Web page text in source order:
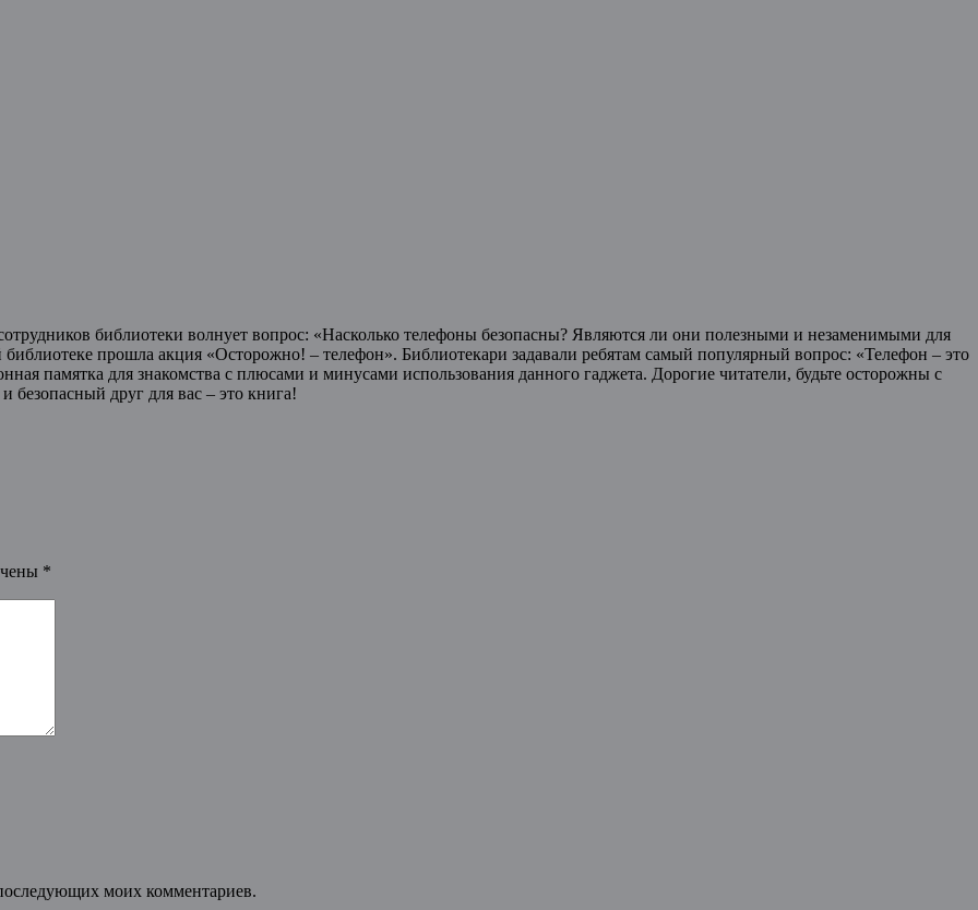
библиотеки волнует вопрос: «Насколько телефоны безопасны? Являются ли они полезными и незаменимыми для
прошла акция «Осторожно! – телефон». Библиотекари задавали ребятам самый популярный вопрос: «Телефон – это
памятка для знакомства с плюсами и минусами использования данного гаджета. Дорогие читатели, будьте осторожны с
безопасный друг для вас – это книга!
*
моих комментариев.